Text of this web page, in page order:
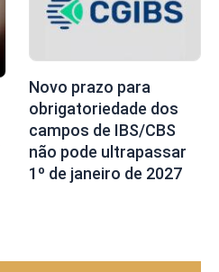
Novo prazo para
obrigatoriedade dos
campos de IBS/CBS
não pode ultrapassar
1º de janeiro de 2027